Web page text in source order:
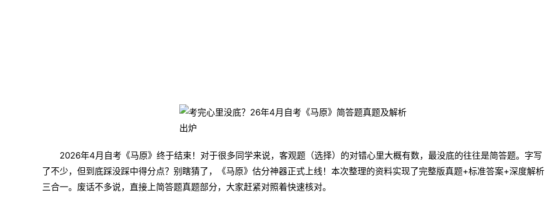
2026年4月自考《马原》终于结束！对于很多同学来说，客观题（选择）的对错心里大概有数，最没底的往往是简答题。字写
了不少，但到底踩没踩中得分点？别瞎猜了，《马原》估分神器正式上线！本次整理的资料实现了完整版真题+标准答案+深度解析
三合一。废话不多说，直接上简答题真题部分，大家赶紧对照着快速核对。